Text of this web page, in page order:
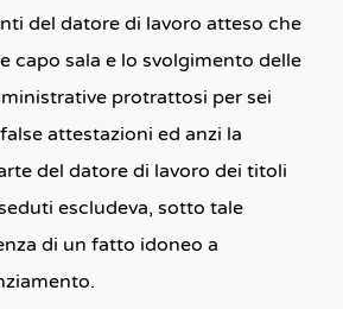
del datore di lavoro atteso che
capo sala e lo svolgimento delle
protrattosi per sei
attestazioni ed anzi la
del datore di lavoro dei titoli
escludeva, sotto tale
di un fatto idoneo a